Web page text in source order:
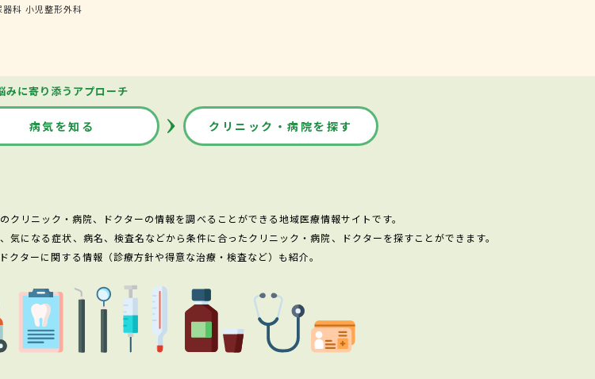
器科 小児整形外科
みに寄り添うアプローチ
病気を知る クリニック・病院を探す
リニック・病院、ドクターの情報を調べることができる地域医療情報サイトです。
になる症状、病名、検査名などから条件に合ったクリニック・病院、ドクターを探すことができます。
クターに関する情報（診療方針や得意な治療・検査など）も紹介。